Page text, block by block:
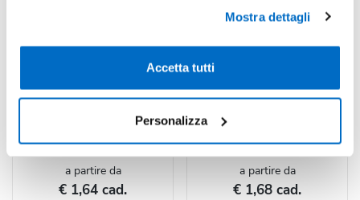
Mostra dettagli
Accetta tutti
Personalizza
Flessometro da 5 Metri
Flessometro da 5 metri
realizzato in ABS resistente,
dotato di tasto di...
a partire da
€ 1,64 cad.
Codice : 178728
Flessometro Axler 1m
Flessometro portachiavi in
bambù , materiale naturale da
a partire da
€ 1,68 cad.